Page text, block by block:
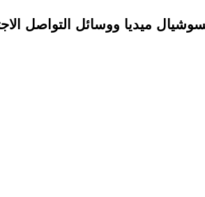
ميديا ووسائل التواصل